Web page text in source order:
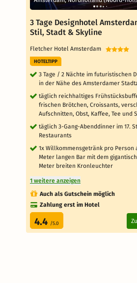
3 Tage Designhotel
Stil, Stadt & Skyline
Fletcher Hotel Amsterdam
HOTELTIPP
3 Tage / 2 Nächte im futuristischen
in der Nähe des Amsterdamer
täglich reichhaltiges
frischen Brötchen, Croissants,
Aufschnitten, Obst, Kaffee, Tee und
täglich 3-Gang-Abenddinner im 17.
Restaurants
1x Willkommensgetränk pro Person
Meter langen Bar mit dem
Meter breiten Kronleuchter
1 weitere anzeigen
Auch als Gutschein möglich
Zahlung erst im Hotel
4.4 /5.0